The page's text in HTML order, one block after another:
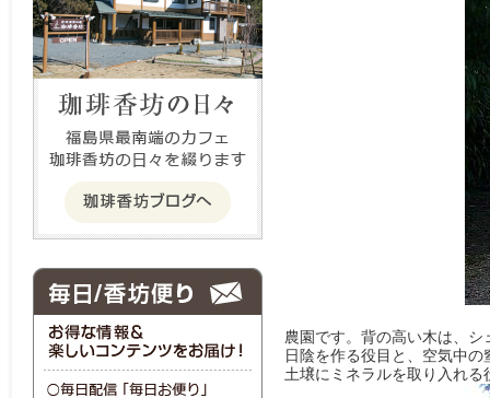
農園です。背の高い木は、シ
日陰を作る役目と、空気中
土壌にミネラルを取り入れ